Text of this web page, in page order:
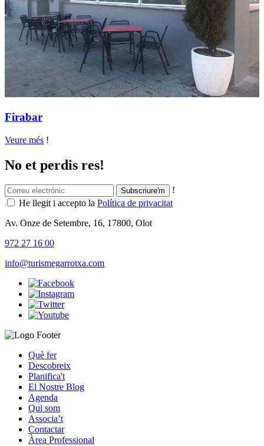
Firabar
Veure més !
No et perdis res!
!
He llegit i accepto la Política de privacitat
Av. Onze de Setembre, 16, 17800, Olot
972 27 16 00
info@turismegarrotxa.com
Què fer
Descobreix
Planifica't
El Nostre Blog
Agenda
Qui som
Associa’t
Contactar
Àrea Professional